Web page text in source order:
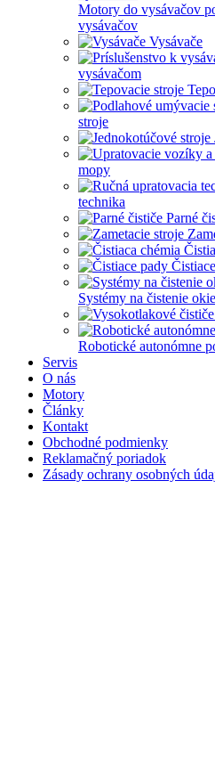
Motory do vysávačov
vysávačov
Vysávače
vysávačom
stroje
mopy
technika
Parné
Systémy na čistenie
Robotické autonómne
Servis
O nás
Motory
Články
Kontakt
Obchodné podmienky
Reklamačný poriadok
Zásady ochrany osobných